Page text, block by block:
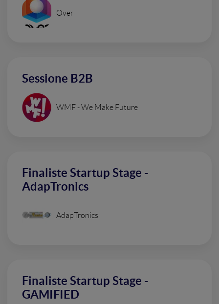
Over
Sessione B2B
WMF - We Make Future
Finaliste Startup Stage -
AdapTronics
AdapTronics
Finaliste Startup Stage -
GAMIFIED